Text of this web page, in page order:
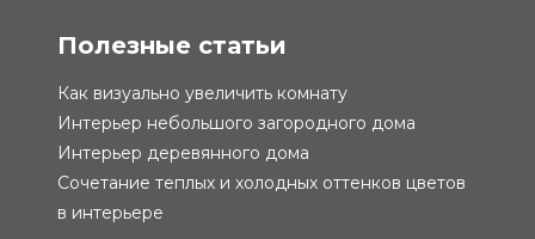
Полезные статьи
Как визуально увеличить комнату
Интерьер небольшого загородного дома
Интерьер деревянного дома
Сочетание теплых и холодных оттенков цветов
в интерьере